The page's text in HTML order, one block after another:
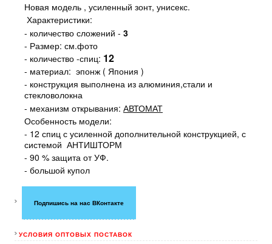
Новая модель , усиленный зонт, унисекс.
Характеристики:
- количество сложений - 3
- Размер: см.фото
- количество -спиц: 12
- материал: эпонж ( Япония )
- конструкция выполнена из алюминия,стали и
стекловолокна
- механизм открывания: АВТОМАТ
Особенность модели:
- 12 спиц с усиленной дополнительной конструкцией, с
системой АНТИШТОРМ
- 90 % защита от УФ.
- большой купол
Подпишись на нас ВКонтакте
УСЛОВИЯ ОПТОВЫХ ПОСТАВОК